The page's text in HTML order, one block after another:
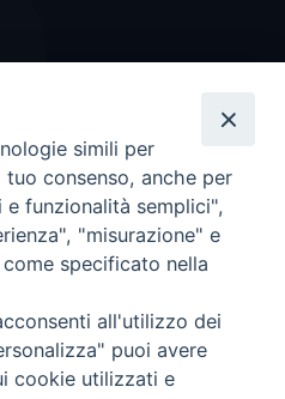
simili per
consenso, anche per
funzionalità semplici",
"misurazione" e
specificato nella
all'utilizzo dei
puoi avere
cookie utilizzati e